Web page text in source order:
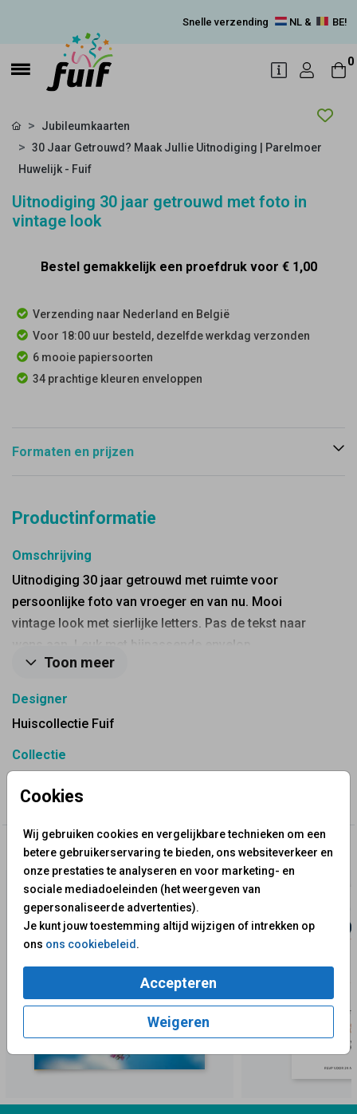
Snelle verzending NL & BE!
0
Cookies
Wij gebruiken cookies en vergelijkbare technieken om een
betere gebruikerservaring te bieden, ons websiteverkeer en
onze prestaties te analyseren en voor marketing- en
sociale mediadoeleinden (het weergeven van
gepersonaliseerde advertenties).
Je kunt jouw toestemming altijd wijzigen of intrekken op
ons ons cookiebeleid .
Accepteren
Weigeren
Jubileumkaarten
30 Jaar Getrouwd? Maak Jullie Uitnodiging | Parelmoer
Huwelijk - Fuif
Uitnodiging 30 jaar getrouwd met foto in
vintage look
Bestel gemakkelijk een proefdruk voor € 1,00
Verzending naar Nederland en België
Voor 18:00 uur besteld, dezelfde werkdag verzonden
6 mooie papiersoorten
34 prachtige kleuren enveloppen
Formaten en prijzen
Productinformatie
Omschrijving
Uitnodiging 30 jaar getrouwd met ruimte voor
persoonlijke foto van vroeger en van nu. Mooi
vintage look met sierlijke letters. Pas de tekst naar
wens aan. Leuk met bijpassende envelop.
Toon meer
Designer
Huiscollectie Fuif
Collectie
Huwelijk - Fuif
✨ Deze ontwerpen vind je misschien ook leuk